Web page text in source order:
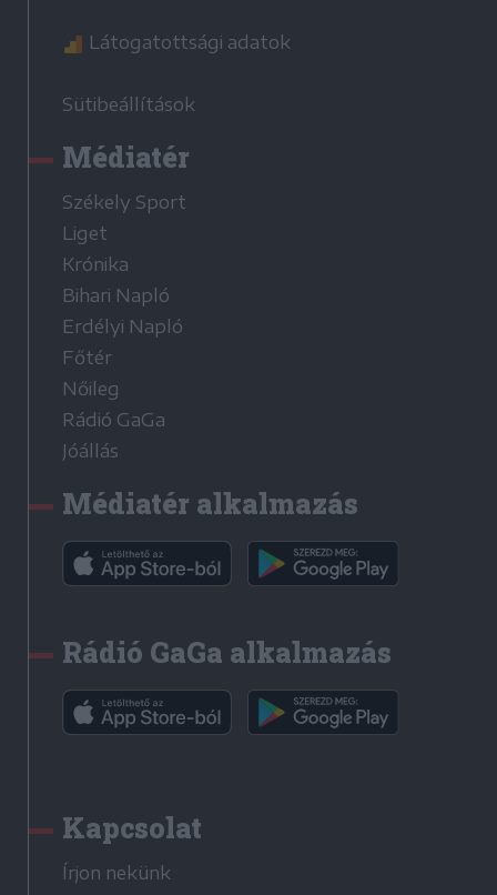
Látogatottsági adatok
Sütibeállítások
Médiatér
Székely Sport
Liget
Krónika
Bihari Napló
Erdélyi Napló
Főtér
Nőileg
Rádió GaGa
Jóállás
Médiatér alkalmazás
Rádió GaGa alkalmazás
Kapcsolat
Írjon nekünk